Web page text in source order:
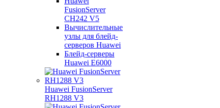
FusionServer
CH242 V5
Вычислительные
узлы для блейд-
серверов Huawei
Блейд-серверы
Huawei E6000
Huawei FusionServer
RH1288 V3